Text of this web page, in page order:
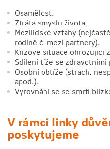
Osamělost.
Ztráta smyslu života.
Mezilidské vztahy
rodině či mezi partnery).
Krizové situace ohrožující
Sdílení tíže se zdravotními
Osobní obtíže (strach,
apod.).
Vyrovnání se se smrtí
V rámci linky
poskytujeme